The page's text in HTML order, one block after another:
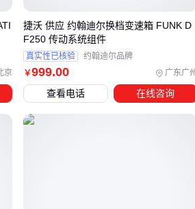
牌差异往往体现在细节设计上。重汽豪
家车型时兼容性更优，但法士特等专
挡平顺性和耐久性上有更成熟的技术积
京 ￥999.00 广东广
捷沃 供应 约翰迪尔换档变速箱 FUNK D
F250 传动系统组件
真实性已核验 约翰迪尔品牌
查看电话 在线咨询